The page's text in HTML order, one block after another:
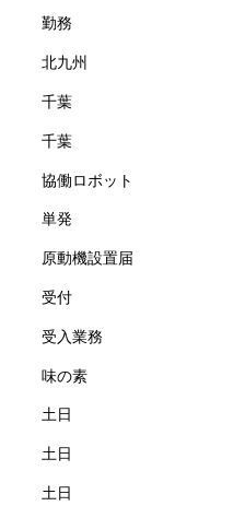
勤務
北九州
千葉
千葉
協働ロボット
単発
原動機設置届
受付
受入業務
味の素
土日
土日
土日